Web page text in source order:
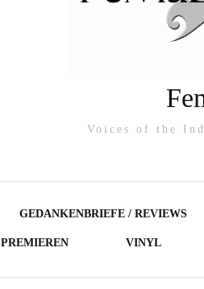
Voices of the
GEDANKENBRIEFE / REVIEWS
PREMIEREN VINYL